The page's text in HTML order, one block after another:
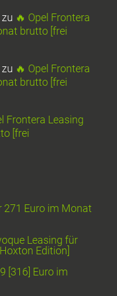
zu 🔥 Opel Frontera
brutto [frei
zu 🔥 Opel Frontera
brutto [frei
Frontera Leasing
[frei
271 Euro im Monat
Leasing für
Edition]
[316] Euro im